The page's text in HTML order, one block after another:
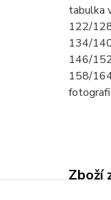
tabulka
122/
134/
146/
158/
Zboží